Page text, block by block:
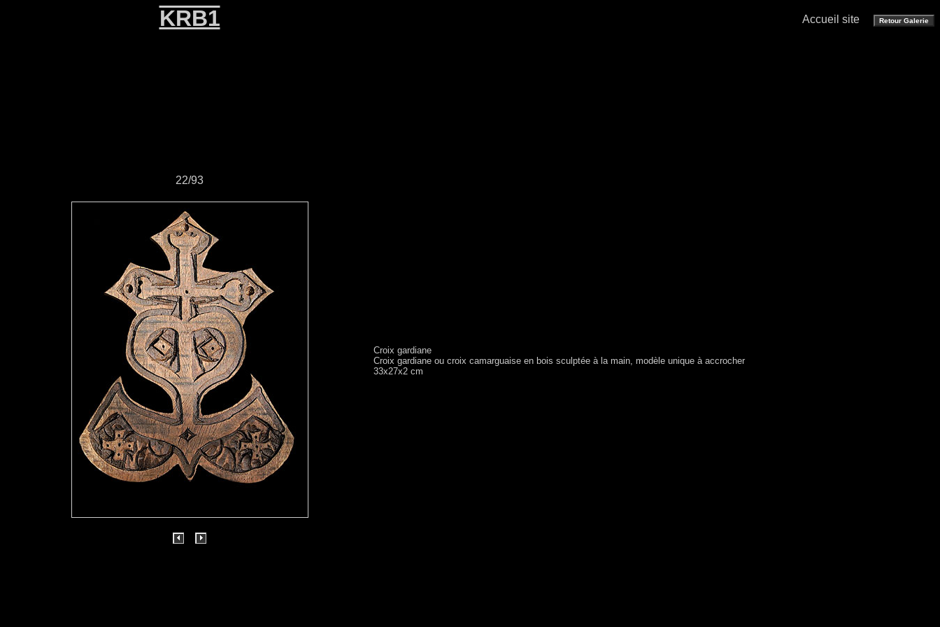
KRB1 Accueil site
22/93
Croix gardiane
Croix gardiane ou croix camarguaise en bois sculptée à la main, modèle unique à accrocher
33x27x2 cm